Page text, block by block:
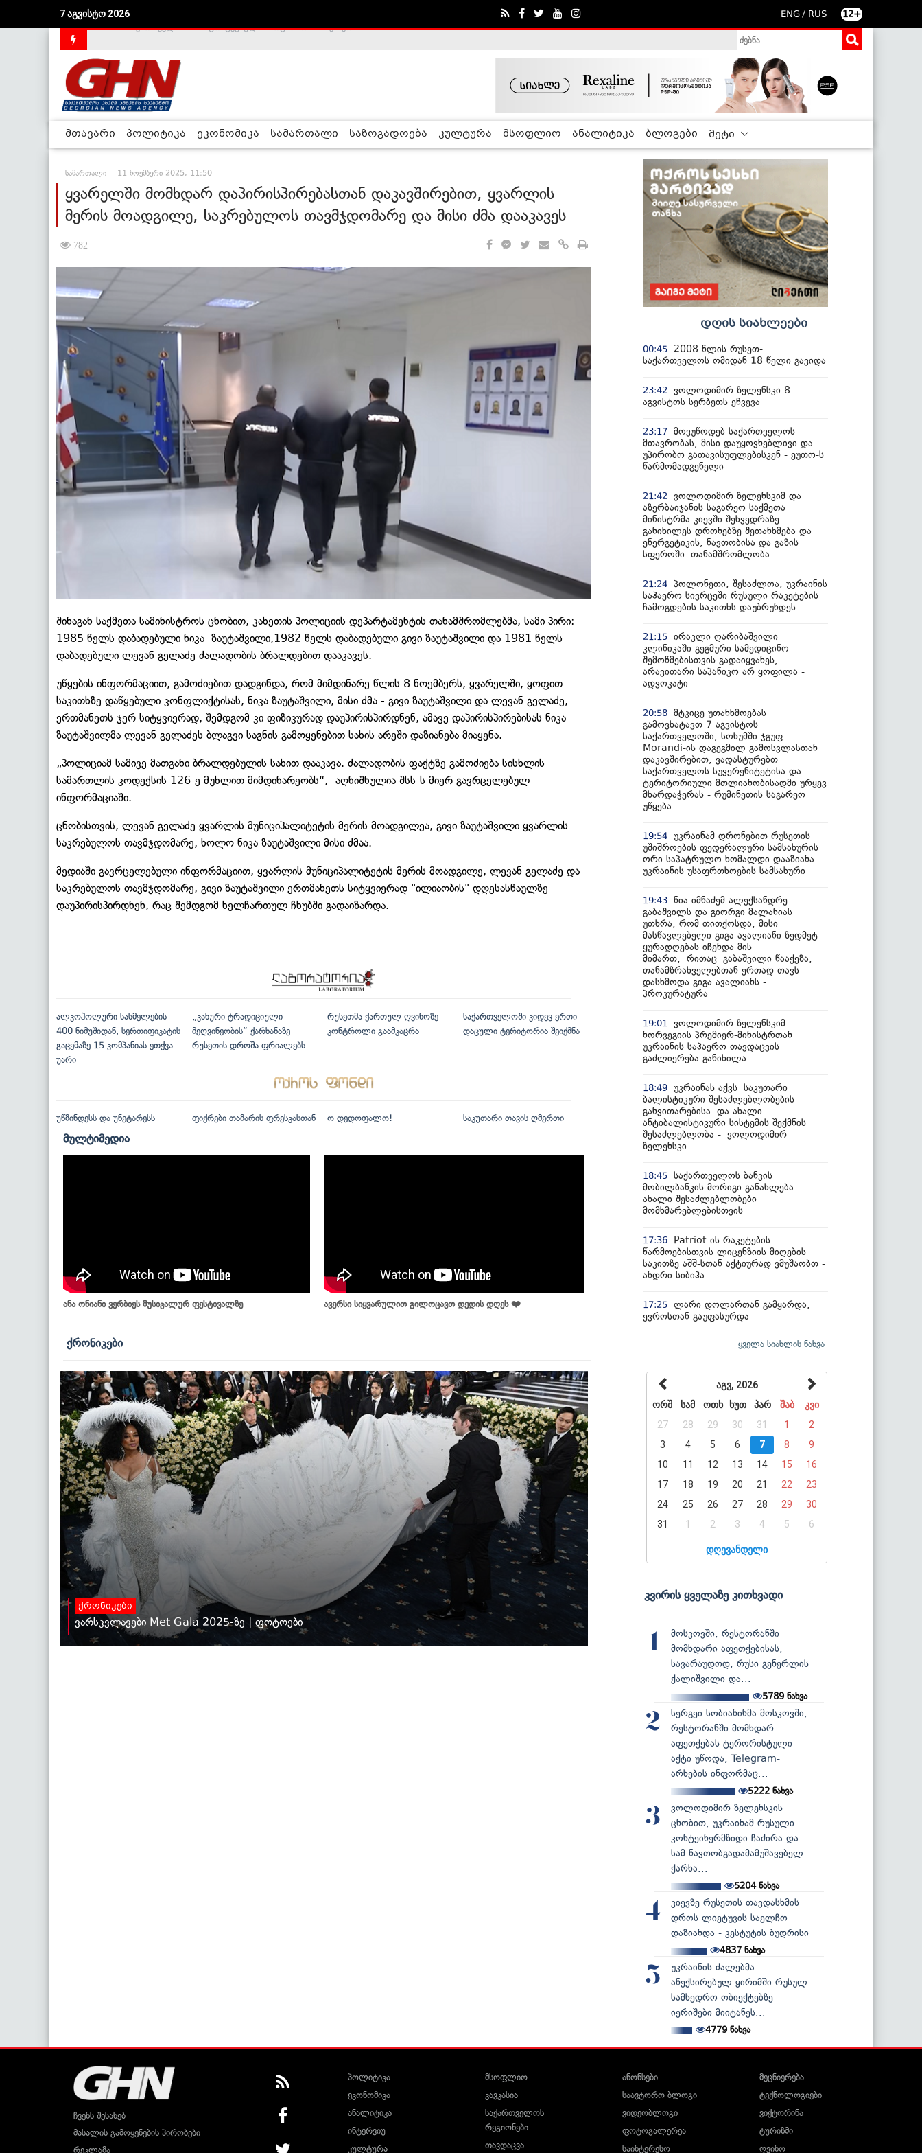
7 აგვისტო 2026 ENG / RUS 12+
მთავარი პოლიტიკა ეკონომიკა სამართალი საზოგადოება კულტურა მსოფლიო ანალიტიკა ბლოგები მეტი
სამართალი 11 ნოემბერი 2025, 11:50
ყვარელში მომხდარ დაპირისპირებასთან დაკავშირებით, ყვარლის
მერის მოადგილე, საკრებულოს თავმჯდომარე და მისი ძმა დააკავეს
782
შინაგან საქმეთა სამინისტროს ცნობით, კახეთის პოლიციის დეპარტამენტის თანამშრომლებმა, სამი პირი:
1985 წელს დაბადებული ნიკა ზაუტაშვილი,1982 წელს დაბადებული გივი ზაუტაშვილი და 1981 წელს
დაბადებული ლევან გელაძე ძალადობის ბრალდებით დააკავეს.
უწყების ინფორმაციით, გამოძიებით დადგინდა, რომ მიმდინარე წლის 8 ნოემბერს, ყვარელში, ყოფით
საკითხზე დაწყებული კონფლიქტისას, ნიკა ზაუტაშვილი, მისი ძმა - გივი ზაუტაშვილი და ლევან გელაძე,
ერთმანეთს ჯერ სიტყვიერად, შემდგომ კი ფიზიკურად დაუპირისპირდნენ, ამავე დაპირისპირებისას ნიკა
ზაუტაშვილმა ლევან გელაძეს ბლაგვი საგნის გამოყენებით სახის არეში დაზიანება მიაყენა.
„პოლიციამ სამივე მათგანი ბრალდებულის სახით დააკავა. ძალადობის ფაქტზე გამოძიება სისხლის
სამართლის კოდექსის 126-ე მუხლით მიმდინარეობს“,- აღნიშნულია შსს-ს მიერ გავრცელებულ
ინფორმაციაში.
ცნობისთვის, ლევან გელაძე ყვარლის მუნიციპალიტეტის მერის მოადგილეა, გივი ზაუტაშვილი ყვარლის
საკრებულოს თავმჯდომარე, ხოლო ნიკა ზაუტაშვილი მისი ძმაა.
მედიაში გავრცელებული ინფორმაციით, ყვარლის მუნიციპალიტეტის მერის მოადგილე, ლევან გელაძე და
საკრებულოს თავმჯდომარე, გივი ზაუტაშვილი ერთმანეთს სიტყვიერად "ილიაობის" დღესასწაულზე
დაუპირისპირდნენ, რაც შემდგომ ხელჩართულ ჩხუბში გადაიზარდა.
ალკოჰოლური სასმელების
400 ნიმუშიდან, სერთიფიკატის
გაცემაზე 15 კომპანიას ეთქვა
უარი
„კახური ტრადიციული
მეღვინეობის“ ქარხანაზე
რუსეთის დროშა ფრიალებს
რუსეთმა ქართულ ღვინოზე
კონტროლი გაამკაცრა
საქართველოში კიდევ ერთი
დაცული ტერიტორია შეიქმნა
უწმინდესს და უნეტარესს ფიქრები თამარის ფრესკასთან ო დედოფალო! საკუთარი თავის ღმერთი
მულტიმედია
ანა ონიანი ვერბიეს მუსიკალურ ფესტივალზე ავერსი სიყვარულით გილოცავთ დედის დღეს ❤️
ქრონიკები
ქრონიკები
ვარსკვლავები Met Gala 2025-ზე | ფოტოები
დღის სიახლეები
00:45
2008 წლის რუსეთ-
საქართველოს ომიდან 18 წელი გავიდა
23:42
ვოლოდიმირ ზელენსკი 8
აგვისტოს სერბეთს ეწვევა
23:17 მოვუწოდებ საქართველოს
მთავრობას, მისი დაუყოვნებლივი და
უპირობო გათავისუფლებისკენ - ეუთო-ს
წარმომადგენელი
21:42
ვოლოდიმირ ზელენსკიმ და
აზერბაიჯანის საგარეო საქმეთა
მინისტრმა კიევში შეხვედრაზე
განიხილეს დრონებზე შეთანხმება და
ენერგეტიკის, ნავთობისა და გაზის
სფეროში თანამშრომლობა
21:24 პოლონეთი, შესაძლოა, უკრაინის
საჰაერო სივრცეში რუსული რაკეტების
ჩამოგდების საკითხს დაუბრუნდეს
21:15 ირაკლი ღარიბაშვილი
კლინიკაში გეგმური სამედიცინო
შემოწმებისთვის გადაიყვანეს,
არავითარი საპანიკო არ ყოფილა -
ადვოკატი
20:58 მტკიცე უთანხმოებას
გამოვხატავთ 7 აგვისტოს
საქართველოში, სოხუმში ჯგუფ
Morandi-ის დაგეგმილ გამოსვლასთან
დაკავშირებით, ვადასტურებთ
საქართველოს სუვერენიტეტისა და
ტერიტორიული მთლიანობისადმი ურყევ
მხარდაჭერას - რუმინეთის საგარეო
უწყება
19:54 უკრაინამ დრონებით რუსეთის
უშიშროების ფედერალური სამსახურის
ორი საპატრულო ხომალდი დააზიანა -
უკრაინის უსაფრთხოების სამსახური
19:43 ნია იმნაძემ ალექსანდრე
გაბაშვილს და გიორგი მალანიას
უთხრა, რომ თითქოსდა, მისი
მასწავლებელი გიგა ავალიანი ზედმეტ
ყურადღებას იჩენდა მის
მიმართ, რითაც გაბაშვილი წააქეზა,
თანამზრახველებთან ერთად თავს
დასხმოდა გიგა ავალიანს -
პროკურატურა
19:01
ვოლოდიმირ ზელენსკიმ
ნორვეგიის პრემიერ-მინისტრთან
უკრაინის საჰაერო თავდაცვის
გაძლიერება განიხილა
18:49 უკრაინას აქვს საკუთარი
ბალისტიკური შესაძლებლობების
განვითარებისა და ახალი
ანტიბალისტიკური სისტემის შექმნის
შესაძლებლობა - ვოლოდიმირ
ზელენსკი
18:45 საქართველოს ბანკის
მობილბანკის მორიგი განახლება -
ახალი შესაძლებლობები
მომხმარებლებისთვის
17:36
Patriot-ის რაკეტების
წარმოებისთვის ლიცენზიის მიღების
საკითზე აშშ-სთან აქტიურად ვმუშაობთ -
ანდრი სიბიჰა
17:25 ლარი დოლართან გამყარდა,
ევროსთან გაუფასურდა
ყველა სიახლის ნახვა
აგვ, 2026
ორშ
სამ ოთხ ხუთ პარ შაბ
კვი
27
28 29 30 31 1
2
3
4 5 6 7 8
9
10
11 12 13 14 15
16
17
18 19 20 21 22
23
24
25 26 27 28 29
30
31
1 2 3 4 5 6
დღევანდელი
კვირის ყველაზე კითხვადი
1
მოსკოვში, რესტორანში
მომხდარი აფეთქებისას,
სავარაუდოდ, რუსი გენერლის
ქალიშვილი და...
5789 ნახვა
2
სერგეი სობიანინმა მოსკოვში,
რესტორანში მომხდარ
აფეთქებას ტერორისტული
აქტი უწოდა, Telegram-
არხების ინფორმაც...
5222 ნახვა
3
ვოლოდიმირ ზელენსკის
ცნობით, უკრაინამ რუსული
კონტეინერმზიდი ჩაძირა და
სამ ნავთობგადამამუშავებელ
ქარხა...
5204ნახვა
4
კიევზე რუსეთის თავდასხმის
დროს ლიეტუვის საელჩო
დაზიანდა - კესტუტის ბუდრისი
4837ნახვა
5
უკრაინის ძალებმა
ანექსირებულ ყირიმში რუსულ
სამხედრო ობიექტებზე
იერიშები მიიტანეს...
4779 ნახვა
ჩვენს შესახებ
მასალის გამოყენების პირობები
რეკლამა
პოლიტიკა
ეკონომიკა
ანალიტიკა
ინტერვიუ
კულტურა
მსოფლიო
კავკასია
საქართველოს
რეგიონები
თავდაცვა
ანონსები
საავტორო ბლოგი
ვიდეობლოგი
ფოტოგალერეა
საინტერესო
მეცნიერება
ტექნოლოგიები
ვიქტორინა
ტურიზმი
ღვინო